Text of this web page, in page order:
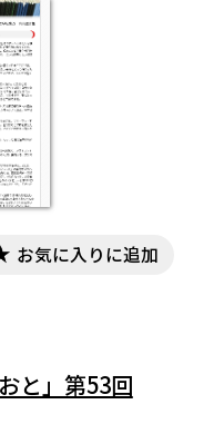
お気に入りに追加
と」第53回